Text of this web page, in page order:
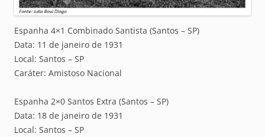
Espanha 4×1 Combinado Santista (Santos – SP)
Data: 11 de janeiro de 1931
Local: Santos – SP
Caráter: Amistoso Nacional
Espanha 2×0 Santos Extra (Santos – SP)
Data: 18 de janeiro de 1931
Local: Santos – SP